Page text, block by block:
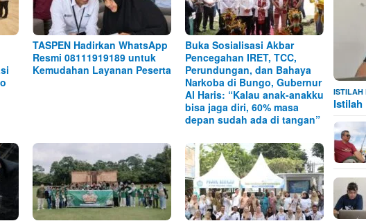
TASPEN Hadirkan WhatsApp
Resmi 08111919189 untuk
Kemudahan Layanan Peserta
Buka Sosialisasi Akbar
Pencegahan IRET, TCC,
Perundungan, dan Bahaya
Narkoba di Bungo, Gubernur
Al Haris: “Kalau anak-anakku
bisa jaga diri, 60% masa
depan sudah ada di tangan”
ISTILAH
Istilah